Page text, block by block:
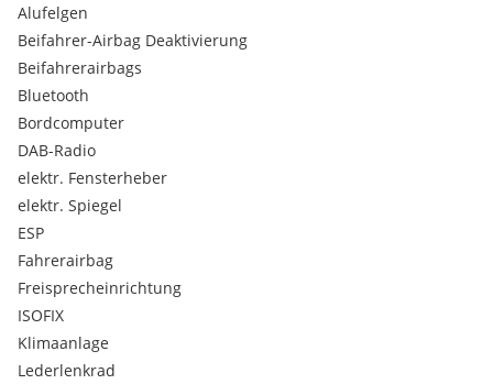
Technik: Der spritzige 3-Zylinder-Motor läuft absolut
zuverlässig und sparsam. Er wurde stets pfleglich behandelt.
Leichter Ölverbrauch!
Alufelgen
Beifahrer-Airbag Deaktivierung
Beifahrerairbags
Bluetooth
Bordcomputer
DAB-Radio
elektr. Fensterheber
elektr. Spiegel
ESP
Fahrerairbag
Freisprecheinrichtung
ISOFIX
Klimaanlage
Lederlenkrad